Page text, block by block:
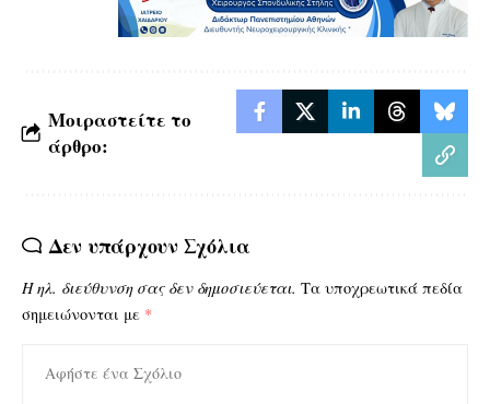
Μοιραστείτε το
άρθρο:
Δεν υπάρχουν Σχόλια
Η ηλ. διεύθυνση σας δεν δημοσιεύεται. Τα υποχρεωτικά πεδία
σημειώνονται με *